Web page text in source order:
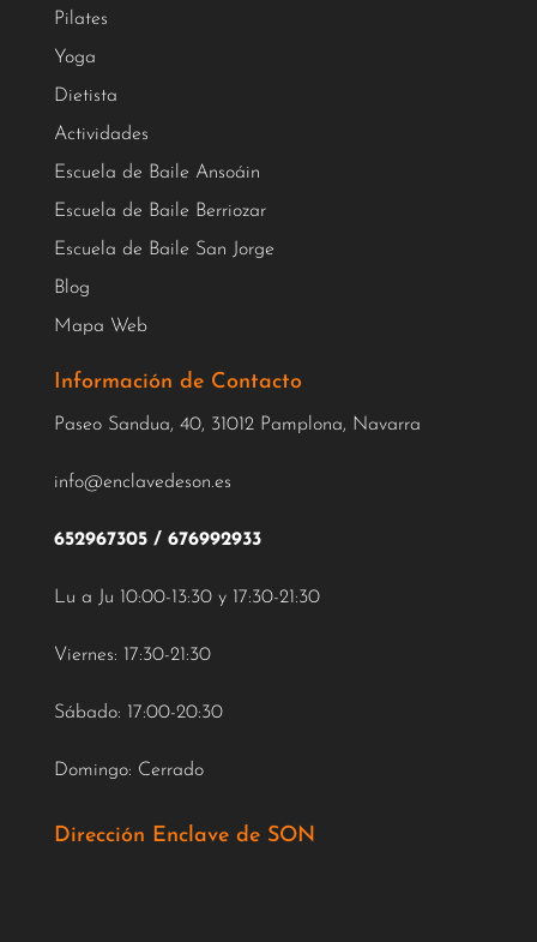
Pilates
Yoga
Dietista
Actividades
Escuela de Baile Ansoáin
Escuela de Baile Berriozar
Escuela de Baile San Jorge
Blog
Mapa Web
Información de Contacto
Paseo Sandua, 40, 31012 Pamplona, Navarra
info@enclavedeson.es
652967305/ 676992933
Lu a Ju 10:00-13:30 y 17:30-21:30
Viernes: 17:30-21:30
Sábado: 17:00-20:30
Domingo: Cerrado
Dirección Enclave de SON